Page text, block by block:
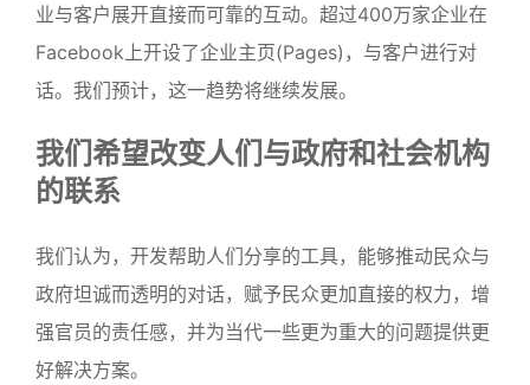
业与客户展开直接而可靠的互动。超过400万家企业在
Facebook上开设了企业主页(Pages)，与客户进行对
话。我们预计，这一趋势将继续发展。
我们希望改变人们与政府和社会机构
的联系
我们认为，开发帮助人们分享的工具，能够推动民众与
政府坦诚而透明的对话，赋予民众更加直接的权力，增
强官员的责任感，并为当代一些更为重大的问题提供更
好解决方案。